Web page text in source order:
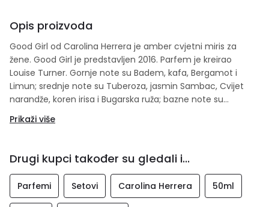
Opis proizvoda
Good Girl od Carolina Herrera je amber cvjetni miris za
žene. Good Girl je predstavljen 2016. Parfem je kreirao
Louise Turner. Gornje note su Badem, kafa, Bergamot i
Limun; srednje note su Tuberoza, jasmin Sambac, Cvijet
narandže, koren irisa i Bugarska ruža; bazne note su
drvo, mošus, Kašmir, Amber, Cimet, pačuli i Kedar. Set
Prikaži više
Drugi kupci također su gledali i...
Parfemi Setovi Carolina Herrera 50ml